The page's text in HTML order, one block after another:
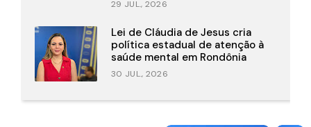
29 JUL., 2026
Lei de Cláudia de Jesus cria
política estadual de atenção à
saúde mental em Rondônia
30 JUL., 2026